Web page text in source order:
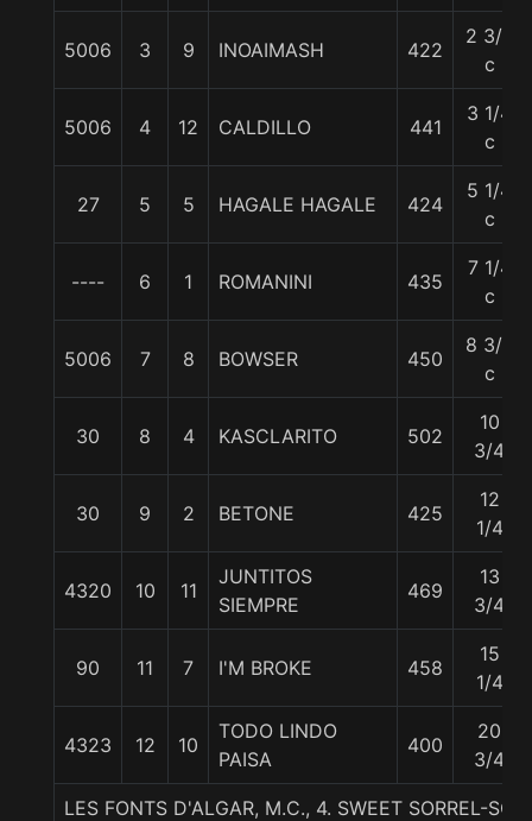
5006 3 9 INOAIMASH 422
2 3/4
c
5006 4 12 CALDILLO 441
3 1/4
c
27 5 5 HAGALE HAGALE 424
5 1/4
c
---- 6 1 ROMANINI 435
7 1/4
c
5006 7 8 BOWSER 450
8 3/4
c
30 8 4 KASCLARITO 502
10
3/4
30 9 2 BETONE 425
12
1/4
4320 10 11
JUNTITOS
SIEMPRE
469
13
3/4
90 11 7 I'M BROKE 458
15
1/4
4323 12 10
TODO LINDO
PAISA
400
20
3/4
LES FONTS D'ALGAR, M.C., 4. SWEET SORREL-